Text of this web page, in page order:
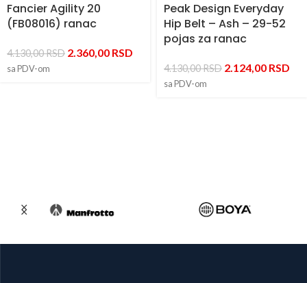
Fancier Agility 20
(FB08016) ranac
4.130,00RSD 2.360,00 RSD
sa PDV-om
Peak Design Everyday
Hip Belt – Ash – 29-52
pojas za ranac
4.130,00RSD 2.124,00 RSD
sa PDV-om